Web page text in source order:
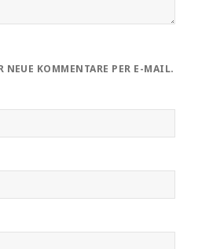
KOMMENTARE PER E-MAIL.